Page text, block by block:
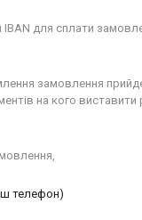
для сплати
замовлення
на кого виставити
телефон)